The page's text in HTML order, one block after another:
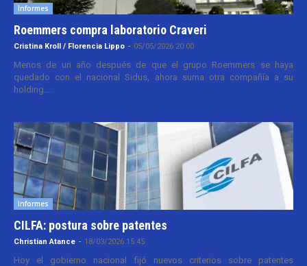
Informes
Roemmers compra laboratorio Craveri
Cristina Kroll / Florencia Lippo - 05/05/2026 20:00
Menos de un año después de que el grupo Roemmers se haya
quedado con el nacional Sidus, ahora suma otra compañía a su
holding....
Informes
CILFA: postura sobre patentes
Christian Atance - 18/03/2026 15:45
Hoy el gobierno nacional fijó nuevos criterios sobre patentes